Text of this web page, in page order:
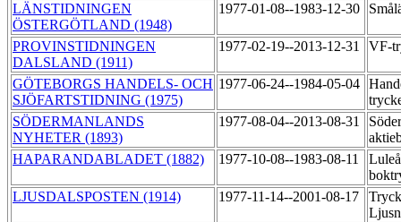
LÄNSTIDNINGEN
ÖSTERGÖTLAND (1948)
1977-01-08--1983-12-30
PROVINSTIDNINGEN
DALSLAND (1911)
1977-02-19--2013-12-31 VF-
GÖTEBORGS HANDELS- OCH
SJÖFARTSTIDNING (1975)
1977-06-24--1984-05-04
SÖDERMANLANDS
NYHETER (1893)
1977-08-04--2013-08-31
HAPARANDABLADET (1882)
1977-10-08--1983-08-11
Luleå
LJUSDALSPOSTEN (1914)
1977-11-14--2001-08-17